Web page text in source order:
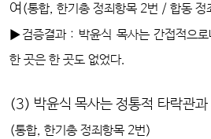
여 (통합, 한기총 정죄항목 2번 / 합동
▶검증결과 : 박윤식 목사는 간접적으
한 곳은 한 곳도 없었다.
(3) 박윤식 목사는 정통적 타락관과
(통합, 한기총 정죄항목 2번)